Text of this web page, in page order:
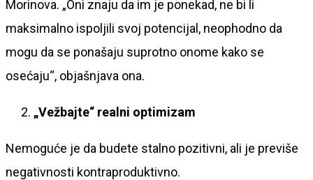
Morinova. „Oni znaju da im je ponekad, ne bi li
maksimalno ispoljili svoj potencijal, neophodno da
mogu da se ponašaju suprotno onome kako se
osećaju“, objašnjava ona.
„Vežbajte“ realni optimizam
Nemoguće je da budete stalno pozitivni, ali je previše
negativnosti kontraproduktivno.